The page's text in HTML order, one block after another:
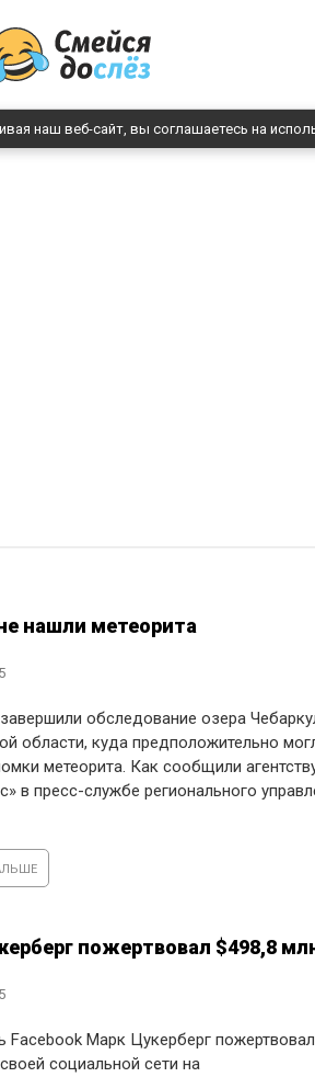
наш веб-сайт, вы соглашаетесь на
нашли метеорита
обследование озера
области, куда предположительно
метеорита. Как сообщили
в пресс-службе регионального
пожертвовал $498,8
Facebook Марк Цукерберг
социальной сети на